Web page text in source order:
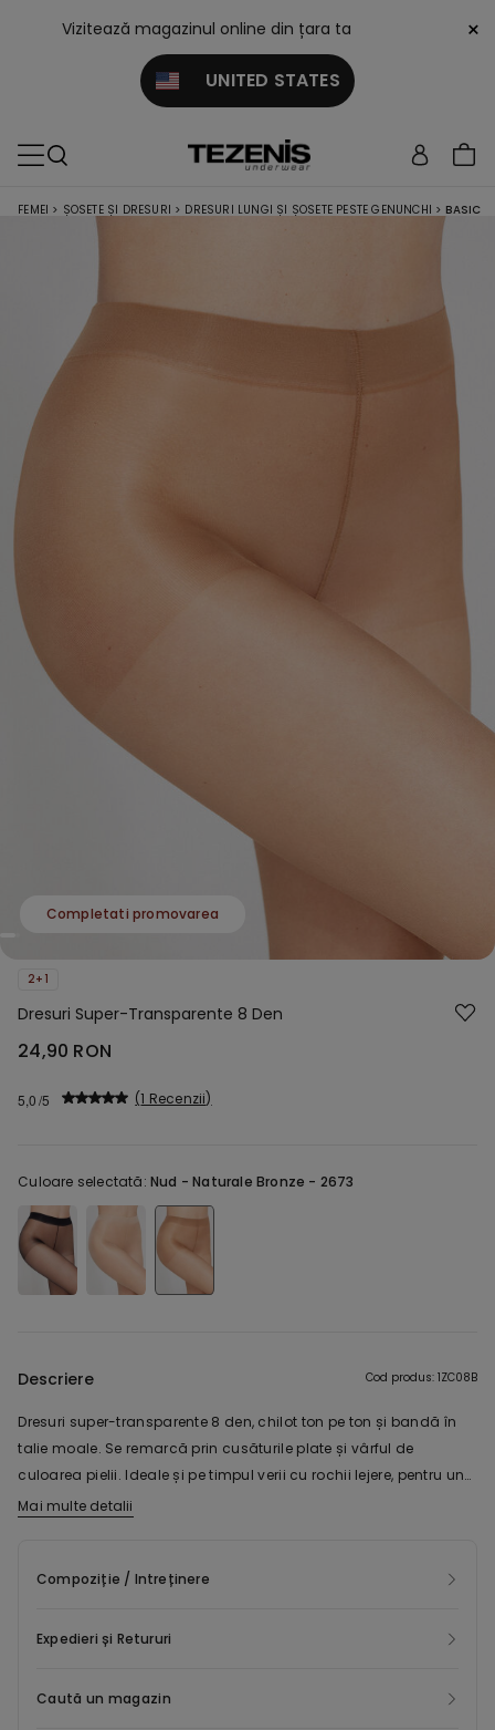
Vizitează magazinul online din țara ta
UNITED STATES
×
FEMEI > ȘOSETE ȘI DRESURI > DRESURI LUNGI ȘI ȘOSETE PESTE GENUNCHI > BASIC
Completati promovarea
2+1
Dresuri Super-Transparente 8 Den
24,90 RON
5,0 1 Recenzii
Culoare selectată:Nud -Naturale Bronze - 2673
Descriere Cod produs: 1ZC08B
Dresuri super-transparente 8 den, chilot ton pe ton și bandă în
talie moale. Se remarcă prin cusăturile plate și vârful de
culoarea pielii. Ideale și pe timpul verii cu rochii lejere, pentru un
efect de picior gol.
Mai multe detalii
Compoziție / Intreținere
Expedieri și Retururi
Caută un magazin